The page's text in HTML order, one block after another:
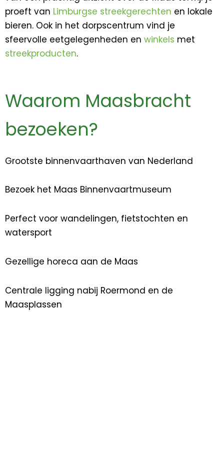
proeft van Limburgse streekgerechten en lokale
bieren. Ook in het dorpscentrum vind je
sfeervolle eetgelegenheden en winkels met
streekproducten.
Waarom Maasbracht
bezoeken?
Grootste binnenvaarthaven van Nederland
Bezoek het Maas Binnenvaartmuseum
Perfect voor wandelingen, fietstochten en
watersport
Gezellige horeca aan de Maas
Centrale ligging nabij Roermond en de
Maasplassen